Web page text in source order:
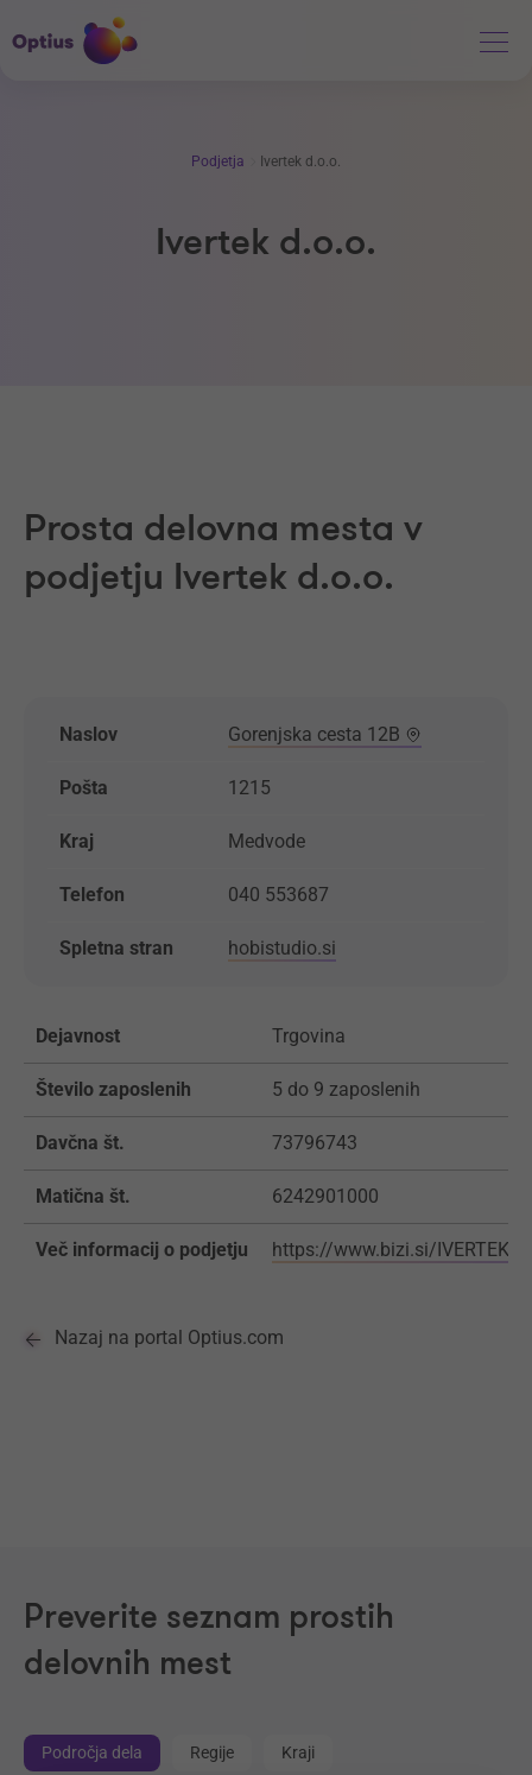
Podjetja Ivertek d.o.o.
Ivertek d.o.o.
Prosta delovna mesta v
podjetju Ivertek d.o.o.
Naslov Gorenjska cesta 12B
Pošta 1215
Kraj Medvode
Telefon 040 553687
Spletna stran hobistudio.si
Dejavnost Trgovina
Število zaposlenih 5 do 9 zaposlenih
Davčna št. 73796743
Matična št. 6242901000
Več informacij o podjetju https://www.bizi.si/IVERTEK-
Nazaj na portal Optius.com
Preverite seznam prostih
delovnih mest
Področja dela Regije Kraji